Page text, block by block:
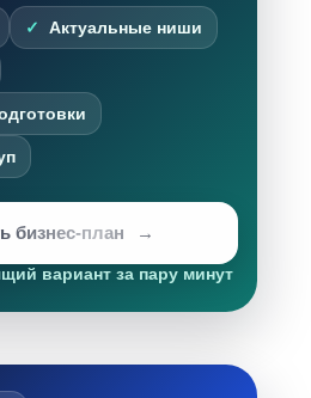
Актуальные ниши
бизнес-план
вариант за пару минут